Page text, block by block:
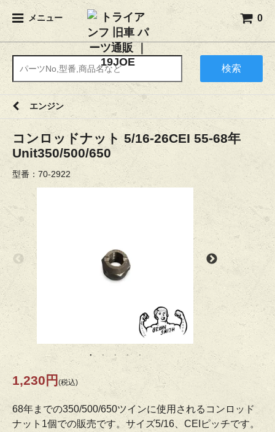
メニュー 0
検索
エンジン
コンロッドナット 5/16-26CEI 55-68年
Unit350/500/650
型番：70-2922
1,230円 (税込)
68年までの350/500/650ツインに使用されるコンロッド
ナット1個での販売です。サイズ5/16、CEIピッチです。